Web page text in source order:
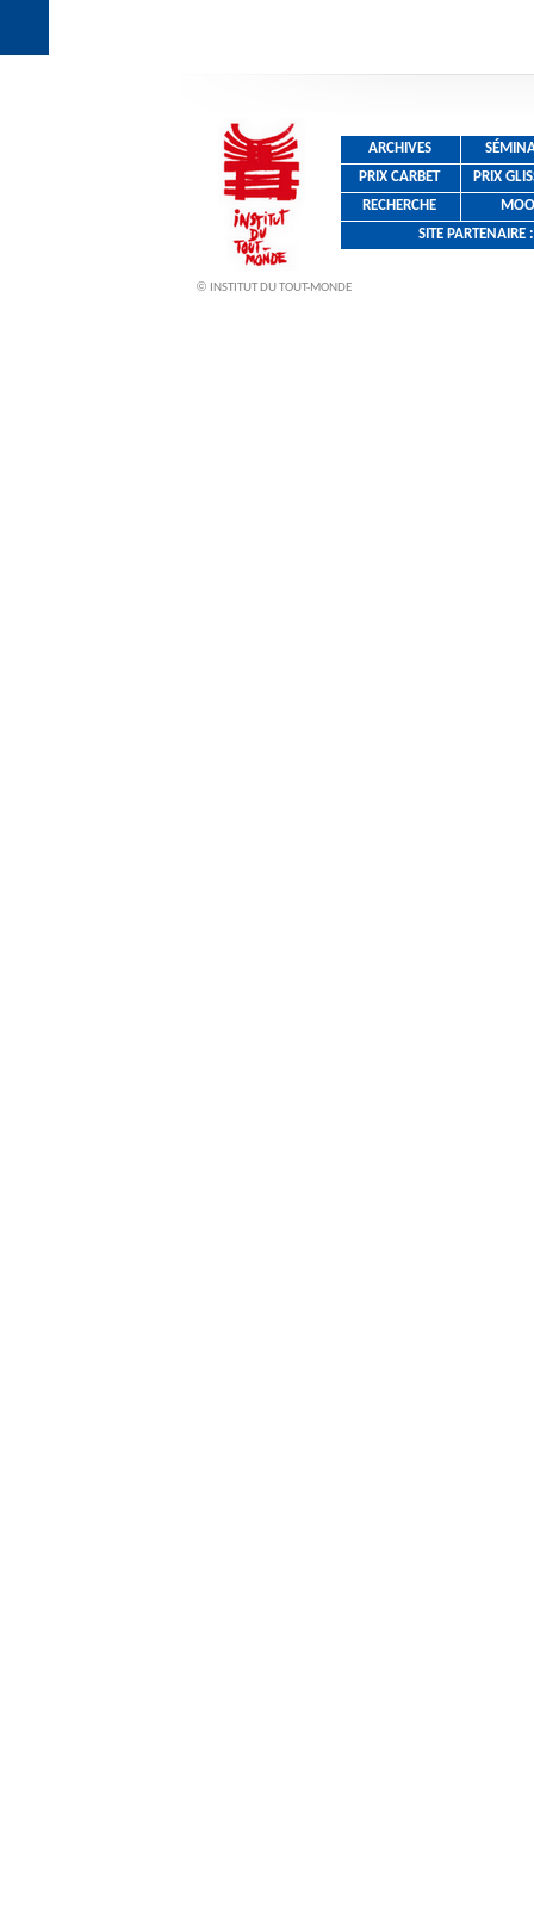
© INSTITUT DU TOUT-MONDE
ARCHIVES
PRIX CARBET
PRIX
SITE
RECHERCHE